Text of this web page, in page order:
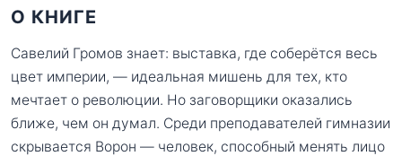
О КНИГЕ
Савелий Громов знает: выставка, где соберётся весь
цвет империи, — идеальная мишень для тех, кто
мечтает о революции. Но заговорщики оказались
ближе, чем он думал. Среди преподавателей гимназии
скрывается Ворон — человек, способный менять лицо